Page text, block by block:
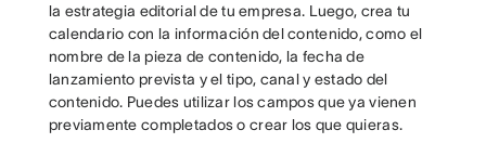
la estrategia editorial de tu empresa. Luego, crea tu
calendario con la información del contenido, como el
nombre de la pieza de contenido, la fecha de
lanzamiento prevista y el tipo, canal y estado del
contenido. Puedes utilizar los campos que ya vienen
previamente completados o crear los que quieras.